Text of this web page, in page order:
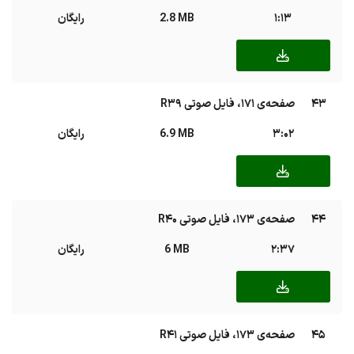
1:13
2.8 MB رایگان
43
صفحه‌ی ۱۷۱، فایل صوتی R39
3:02
6.9 MB رایگان
44
صفحه‌ی ۱۷۳، فایل صوتی R40
2:37
6 MB رایگان
45
صفحه‌ی ۱۷۳، فایل صوتی R41